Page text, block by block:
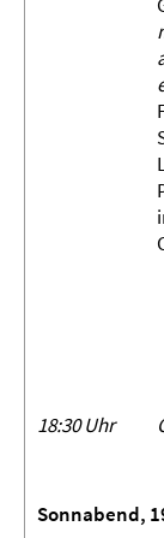
18:30 Uhr
Sonnabend,